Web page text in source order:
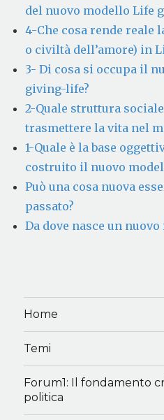
del nuovo modello Life
4-Che cosa rende reale
o civiltà dell’amore) in
3- Di cosa si occupa il
giving-life?
2-Quale struttura
trasmettere la vita nel
1-Quale è la base
costruito il nuovo
Può una cosa nuova
passato?
Da dove nasce un
Home
Temi
Forum1: Il fondamento
politica